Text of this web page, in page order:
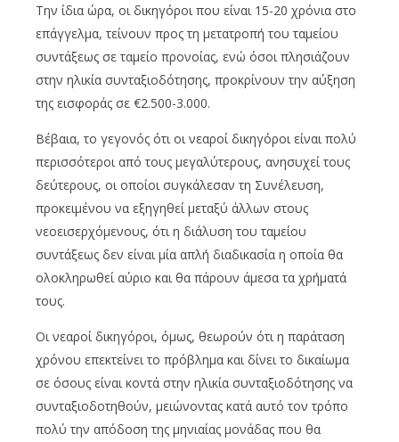
Την ίδια ώρα, οι δικηγόροι που είναι 15-20 χρόνια στο
επάγγελμα, τείνουν προς τη μετατροπή του ταμείου
συντάξεως σε ταμείο προνοίας, ενώ όσοι πλησιάζουν
στην ηλικία συνταξιοδότησης, προκρίνουν την αύξηση
της εισφοράς σε €2.500-3.000.
Βέβαια, το γεγονός ότι οι νεαροί δικηγόροι είναι πολύ
περισσότεροι από τους μεγαλύτερους, ανησυχεί τους
δεύτερους, οι οποίοι συγκάλεσαν τη Συνέλευση,
προκειμένου να εξηγηθεί μεταξύ άλλων στους
νεοεισερχόμενους, ότι η διάλυση του ταμείου
συντάξεως δεν είναι μία απλή διαδικασία η οποία θα
ολοκληρωθεί αύριο και θα πάρουν άμεσα τα χρήματά
τους.
Οι νεαροί δικηγόροι, όμως, θεωρούν ότι η παράταση
χρόνου επεκτείνει το πρόβλημα και δίνει το δικαίωμα
σε όσους είναι κοντά στην ηλικία συνταξιοδότησης να
συνταξιοδοτηθούν, μειώνοντας κατά αυτό τον τρόπο
πολύ την απόδοση της μηνιαίας μονάδας που θα